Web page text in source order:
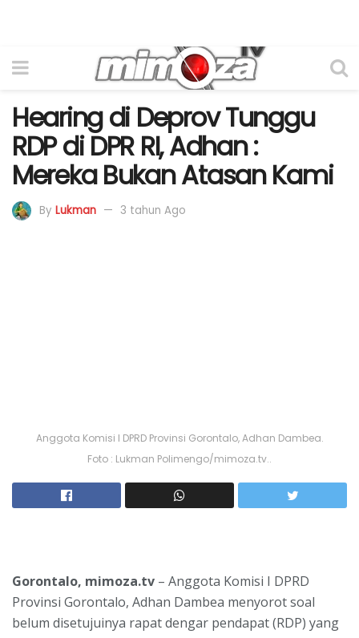
Hearing di Deprov Tunggu
RDP di DPR RI, Adhan :
Mereka Bukan Atasan Kami
By Lukman 3 tahun Ago
Anggota Komisi I DPRD Provinsi Gorontalo, Adhan Dambea.
Foto : Lukman Polimengo/mimoza.tv..
Gorontalo, mimoza.tv – Anggota Komisi I DPRD
Provinsi Gorontalo, Adhan Dambea menyorot soal
belum disetujuinya rapat dengar pendapat (RDP) yang